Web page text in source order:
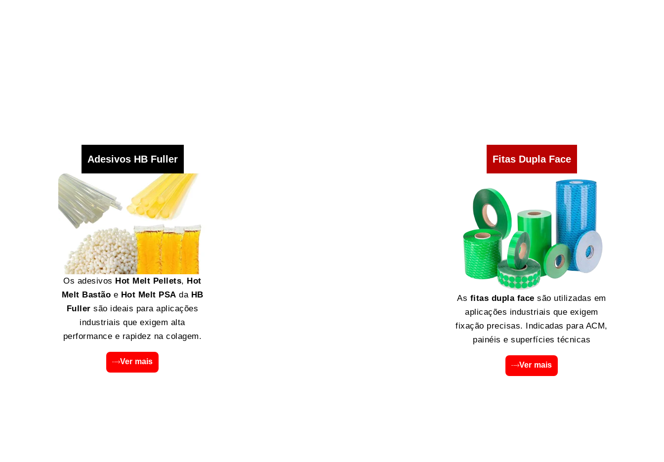
Adesivos HB Fuller
Os adesivos Hot Melt Pellets, Hot
Melt Bastão e Hot Melt PSA da HB
Fuller são ideais para aplicações
industriais que exigem alta
performance e rapidez na colagem.
Ver mais
Fitas Dupla Face
As fitas dupla face são utilizadas em
aplicações industriais que exigem
fixação precisas. Indicadas para ACM,
painéis e superfícies técnicas
Ver mais